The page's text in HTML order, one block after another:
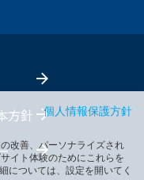
方針
個人情報保護方針
改善、パーソナライズされ
イト体験のためにこれらを
については、設定を開いてく